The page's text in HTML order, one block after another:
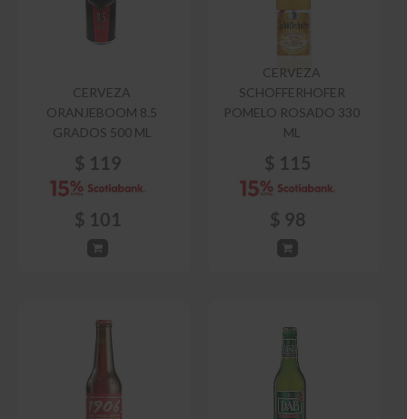
CERVEZA
ORANJEBOOM 8.5
GRADOS 500 ML
$ 119
$ 101
CERVEZA
SCHOFFERHOFER
POMELO ROSADO 330
ML
$ 115
$ 98